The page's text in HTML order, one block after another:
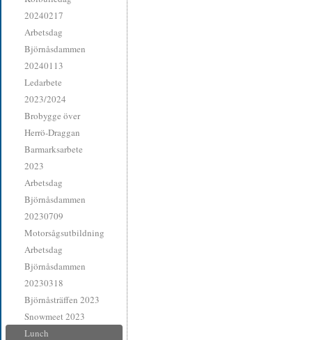
20240217
Arbetsdag
Björnåsdammen
20240113
Ledarbete
2023/2024
Brobygge över
Herrö-Draggan
Barmarksarbete
2023
Arbetsdag
Björnåsdammen
20230709
Motorsågsutbildning
Arbetsdag
Björnåsdammen
20230318
Björnåsträffen 2023
Snowmeet 2023
Lunch